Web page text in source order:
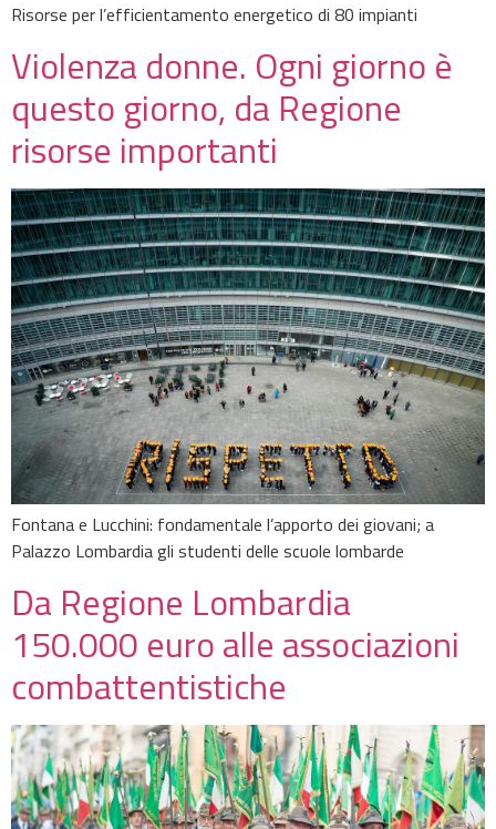
Risorse per l’efficientamento energetico di 80 impianti
Violenza donne. Ogni giorno è
questo giorno, da Regione
risorse importanti
Fontana e Lucchini: fondamentale l’apporto dei giovani; a
Palazzo Lombardia gli studenti delle scuole lombarde
Da Regione Lombardia
150.000 euro alle associazioni
combattentistiche